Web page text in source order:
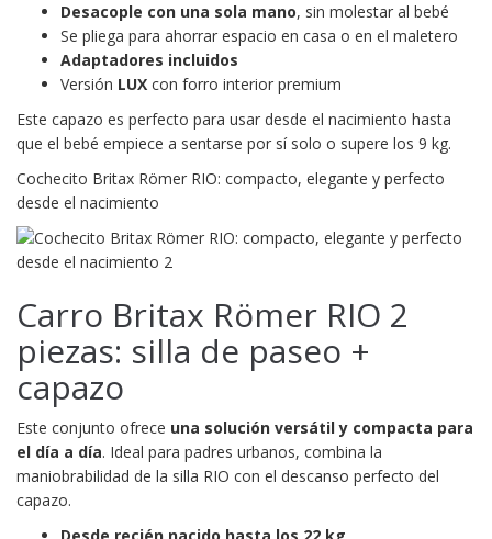
Desacople con una sola mano, sin molestar al bebé
Se pliega para ahorrar espacio en casa o en el maletero
Adaptadores incluidos
Versión LUX con forro interior premium
Este capazo es perfecto para usar desde el nacimiento hasta
que el bebé empiece a sentarse por sí solo o supere los 9 kg.
Cochecito Britax Römer RIO: compacto, elegante y perfecto
desde el nacimiento
Carro Britax Römer RIO 2
piezas: silla de paseo +
capazo
Este conjunto ofrece una solución versátil y compacta para
el día a día. Ideal para padres urbanos, combina la
maniobrabilidad de la silla RIO con el descanso perfecto del
capazo.